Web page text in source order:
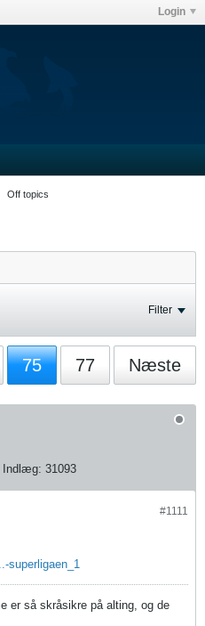
Login
Off topics
Filter
75 77 Næste
Indlæg: 31093
#1111
superligaen_1
er så skråsikre på alting, og de